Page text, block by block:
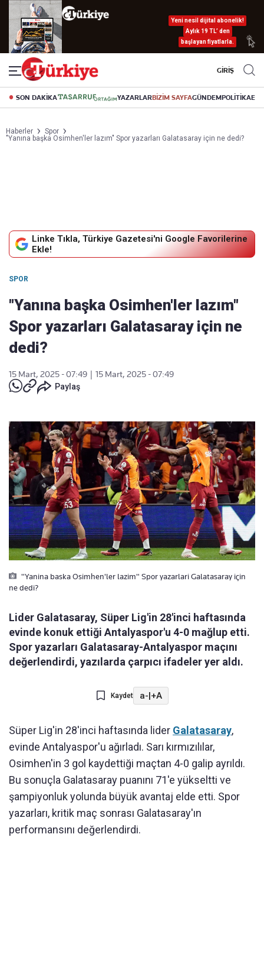
Yeni nesil dijital abonelik!
Aylık 19 TL’ den
başlayan fiyatlarla.
GİRİŞ
SON DAKİKA YAZARLARBİZİM SAYFAGÜNDEMPOLİTİKA
Haberler
Spor
"Yanına başka Osimhen'ler lazım" Spor yazarları Galatasaray için ne dedi?
Linke Tıkla, Türkiye Gazetesi'ni Google Favorilerine
Ekle!
SPOR
"Yanına başka Osimhen'ler lazım"
Spor yazarları Galatasaray için ne
dedi?
15 Mart, 2025 - 07:49
15 Mart, 2025 - 07:49
Paylaş
"Yanina baska Osimhen'ler lazim" Spor yazarlari Galatasaray için
ne dedi?
Lider Galatasaray, Süper Lig'in 28'inci haftasında
evinde konuk ettiği Antalyaspor'u 4-0 mağlup etti.
Spor yazarları Galatasaray-Antalyaspor maçını
değerlendirdi, yazılarda çarpıcı ifadeler yer aldı.
Kaydet a-|+A
Süper Lig'in 28'inci haftasında lider Galatasaray,
evinde Antalyaspor'u ağırladı. Sarı kırmızılılar,
Osimhen'in 3 gol kaydettiği maçtan 4-0 galip ayrıldı.
Bu sonuçla Galatasaray puanını 71'e yükseltti ve
şampiyonluk yolunda büyük avantaj elde etti. Spor
yazarları, kritik maç sonrası Galatasaray'ın
performansını değerlendirdi.